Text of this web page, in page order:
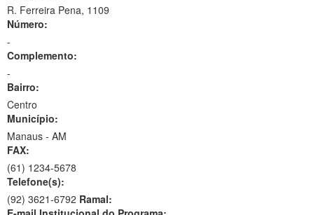
R. Ferreira Pena, 1109
Número:
-
Complemento:
-
Bairro:
Centro
Município:
Manaus - AM
FAX:
(61) 1234-5678
Telefone(s):
(92) 3621-6792 Ramal: